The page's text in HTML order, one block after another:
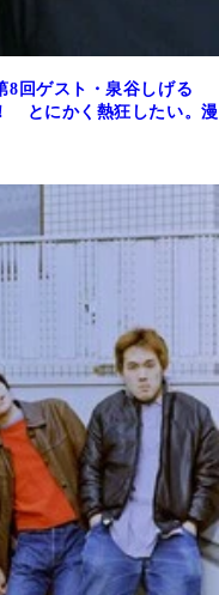
回ゲスト・泉谷しげる
とにかく熱狂したい。漫